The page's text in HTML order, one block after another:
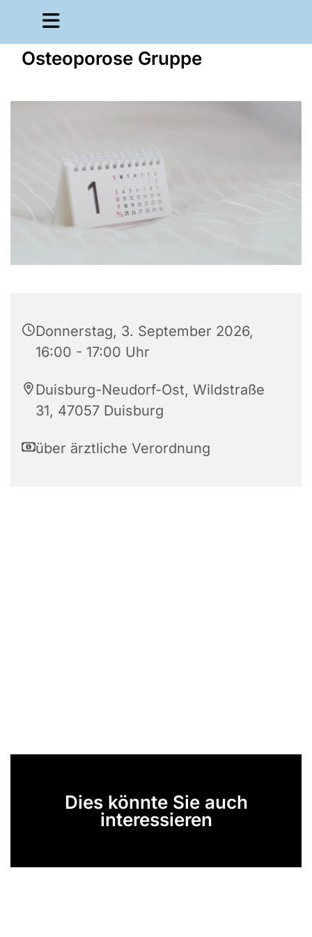
Osteoporose Gruppe
Donnerstag, 3. September 2026,
16:00 - 17:00 Uhr
Duisburg-Neudorf-Ost, Wildstraße
31, 47057 Duisburg
über ärztliche Verordnung
Dies könnte Sie auch
interessieren